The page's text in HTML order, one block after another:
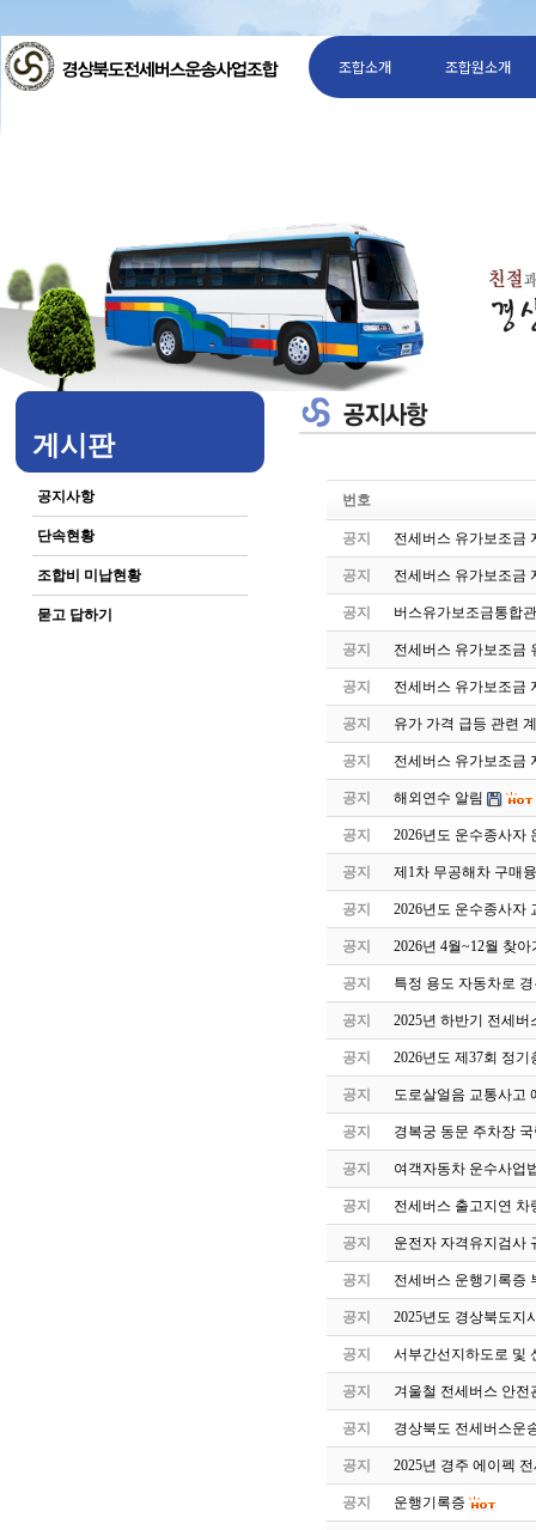
조합소개 조합원소개
게시판
공지사항
단속현황
조합비 미납현황
묻고 답하기
번호
공지 전세버스 유가보조금
공지 전세버스 유가보조금
공지 버스유가보조금통합
공지 전세버스 유가보조금
공지 전세버스 유가보조금
공지 유가 가격 급등 관련
공지 전세버스 유가보조금
공지 해외연수 알림
공지 2026년도 운수종사자
공지 제1차 무공해차 구매
공지 2026년도 운수종사자
공지 2026년 4월~12월 찾
공지 특정 용도 자동차로
공지 2025년 하반기 전세
공지 2026년도 제37회 정기
공지 도로살얼음 교통사고
공지 경복궁 동문 주차장
공지 여객자동차 운수사업
공지 전세버스 출고지연 차
공지 운전자 자격유지검사
공지 전세버스 운행기록증
공지 2025년도 경상북도지
공지 서부간선지하도로 및
공지 겨울철 전세버스 안전
공지 경상북도 전세버스운
공지 2025년 경주 에이펙
공지 운행기록증